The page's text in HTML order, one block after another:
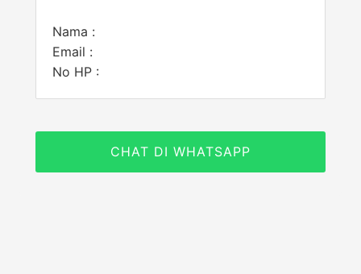
Nama :
Email :
No HP :
CHAT DI WHATSAPP